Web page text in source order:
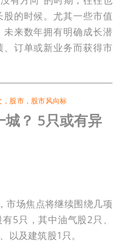
的时候。尤其一些市值
来数年拥有明确成长潜
订单或新业务而获得市
， 股市， 股市风向标
城？ 5只或有异
市场焦点将继续围绕几项
5只，其中油气股2只、
以及建筑股1只。